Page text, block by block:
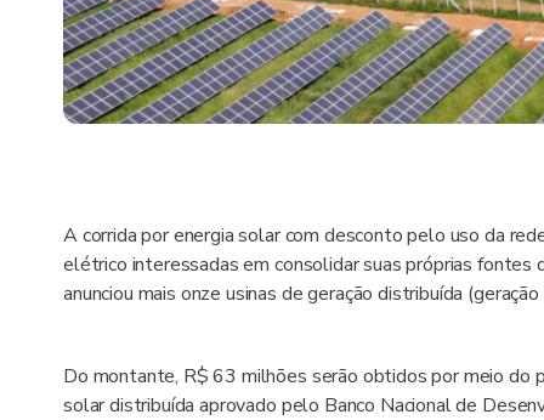
A corrida por energia solar com desconto pelo uso da
elétrico interessadas em consolidar suas próprias fontes
anunciou mais onze usinas de geração distribuída
Do montante, R$ 63 milhões serão obtidos por meio do
solar distribuída aprovado pelo Banco Nacional de